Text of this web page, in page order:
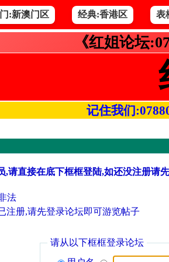
:新澳门区 经典:香港区 表
《红姐论坛
记住我们
,请直接在底下框框登陆,如还没注册请
法
注册,请先登录论坛即可游览帖子
请从以下框框登录论坛